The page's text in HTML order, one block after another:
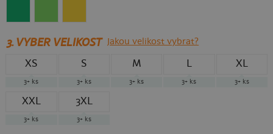
3.VYBER VELIKOST Jakou velikost vybrat?
XS
3+ ks
S
3+ ks
M
3+ ks
L
3+ ks
XL
3+ ks
XXL
3+ ks
3XL
3+ ks